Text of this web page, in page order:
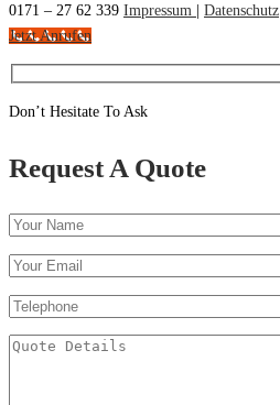
0171 – 27 62 339 Impressum
Datenschutz
Jetzt Anrufen
Don’t Hesitate To Ask
Request A Quote